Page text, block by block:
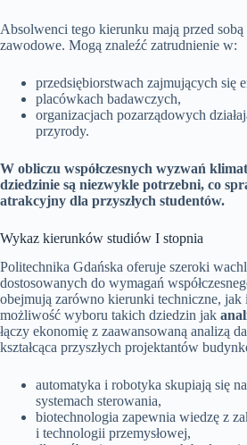
Absolwenci tego kierunku mają przed
zawodowe. Mogą znaleźć zatrudnienie w:
przedsiębiorstwach zajmujących się
placówkach badawczych,
organizacjach pozarządowych
przyrody.
W obliczu współczesnych wyzwań
dziedzinie są niezwykle potrzebni, co
atrakcyjny dla przyszłych studentów.
Wykaz kierunków studiów I stopnia
Politechnika Gdańska oferuje szeroki
dostosowanych do wymagań
obejmują zarówno kierunki techniczne, jak
możliwość wyboru takich dziedzin jak
łączy ekonomię z zaawansowaną analizą
kształcąca przyszłych projektantów
automatyka i robotyka skupiają się
systemach sterowania,
biotechnologia zapewnia wiedzę z
i technologii przemysłowej,